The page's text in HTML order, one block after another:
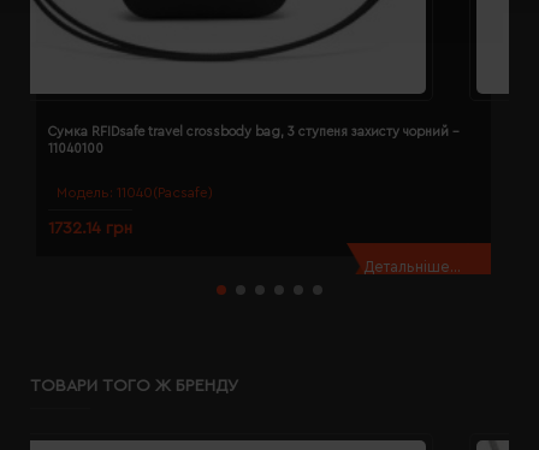
Модель: 11040(Pacsafe)
Сумка RFIDsafe travel crossbody bag, 3 ступеня захисту чорний -
11040100
1732.14 грн
Детальніше...
ТОВАРИ ТОГО Ж БРЕНДУ